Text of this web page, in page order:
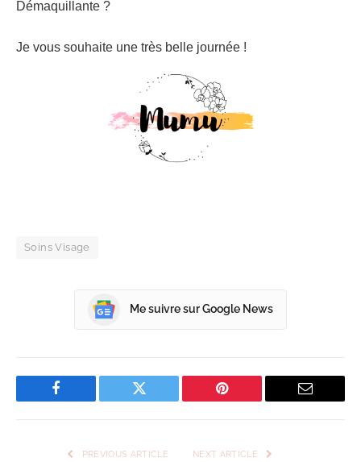
Démaquillante ?
Je vous souhaite une très belle journée !
Soins Visage
Me suivre sur Google News
Facebook Twitter Pinterest Email
PREVIOUS ARTICLE NEXT ARTICLE